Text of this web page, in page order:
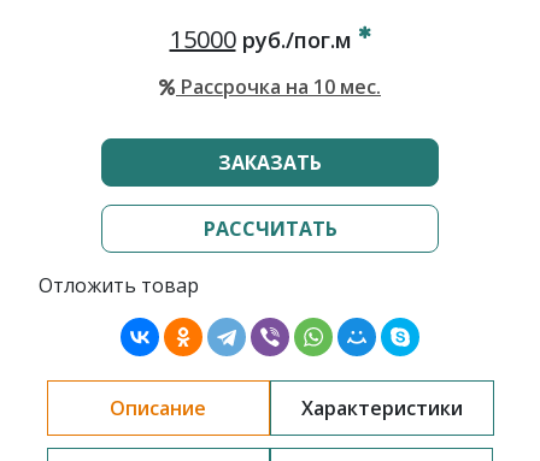
15000руб./пог.м
Рассрочка на 10 мес.
ЗАКАЗАТЬ
РАССЧИТАТЬ
Отложить товар
Описание Характеристики